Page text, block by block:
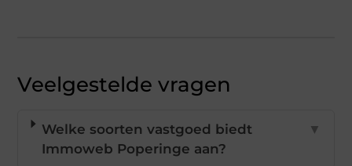
Veelgestelde vragen
Welke soorten vastgoed biedt
Immoweb Poperinge aan?
▼